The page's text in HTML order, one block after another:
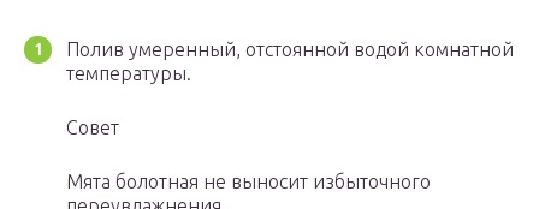
Полив умеренный, отстоянной водой комнатной
температуры.
Совет
Мята болотная не выносит избыточного